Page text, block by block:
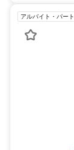
アルバイト・パート